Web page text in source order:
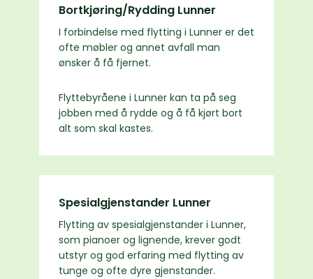
Bortkjøring/Rydding Lunner
I forbindelse med flytting i Lunner er det
ofte møbler og annet avfall man
ønsker å få fjernet.
Flyttebyråene i Lunner kan ta på seg
jobben med å rydde og å få kjørt bort
alt som skal kastes.
Spesialgjenstander Lunner
Flytting av spesialgjenstander i Lunner,
som pianoer og lignende, krever godt
utstyr og god erfaring med flytting av
tunge og ofte dyre gjenstander.